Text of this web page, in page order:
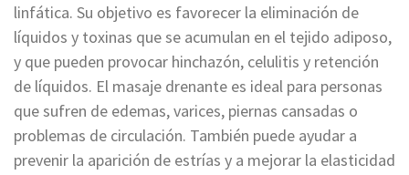
linfática. Su objetivo es favorecer la eliminación de
líquidos y toxinas que se acumulan en el tejido adiposo,
y que pueden provocar hinchazón, celulitis y retención
de líquidos. El masaje drenante es ideal para personas
que sufren de edemas, varices, piernas cansadas o
problemas de circulación. También puede ayudar a
prevenir la aparición de estrías y a mejorar la elasticidad